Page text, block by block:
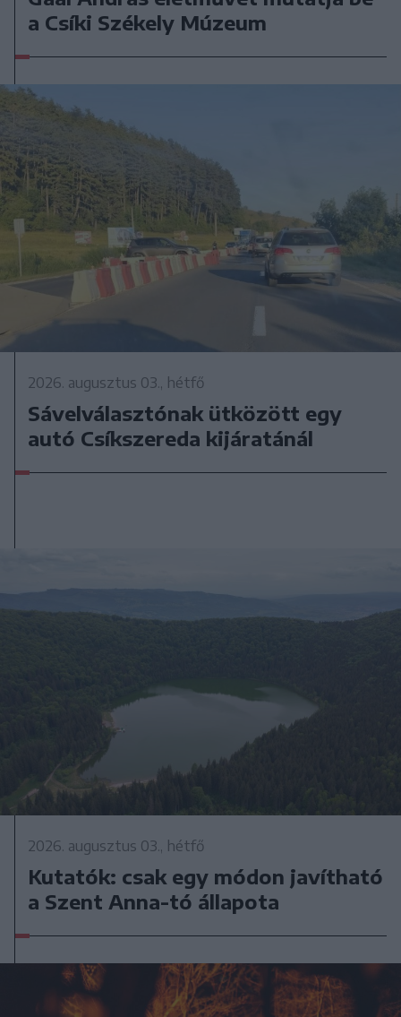
a Csíki Székely Múzeum
2026. augusztus 03., hétfő
Sávelválasztónak ütközött egy
autó Csíkszereda kijáratánál
2026. augusztus 03., hétfő
Kutatók: csak egy módon javítható
a Szent Anna-tó állapota